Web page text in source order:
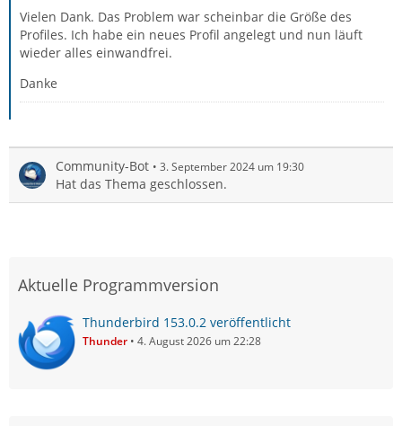
Vielen Dank. Das Problem war scheinbar die Größe des
Profiles. Ich habe ein neues Profil angelegt und nun läuft
wieder alles einwandfrei.
Danke
Community-Bot 3. September 2024 um 19:30
Hat das Thema geschlossen.
Aktuelle Programmversion
Thunderbird 153.0.2 veröffentlicht
Thunder 4. August 2026 um 22:28